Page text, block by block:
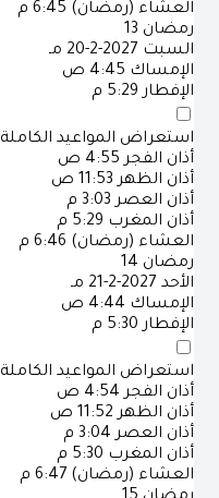
العشاء (رمضان) 6:45 م
رمضان 13
السبت 2027-2-20 مـ
الإمساك 4:45 ص
الإفطار 5:29 م
استعراض المواعيد الكاملة
أذان الفجر 4:55 ص
أذان الظهر 11:53 ص
أذان العصر 3:03 م
أذان المغرب 5:29 م
العشاء (رمضان) 6:46 م
رمضان 14
الأحد 2027-2-21 مـ
الإمساك 4:44 ص
الإفطار 5:30 م
استعراض المواعيد الكاملة
أذان الفجر 4:54 ص
أذان الظهر 11:52 ص
أذان العصر 3:04 م
أذان المغرب 5:30 م
العشاء (رمضان) 6:47 م